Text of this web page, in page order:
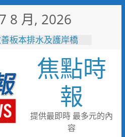
8 月, 2026
傳進門 彰化縣獨居
善板本排水及護岸橋
村、秀水淹水問題
駐高雄義享時尚廣
開幕祭三重超狂優惠
的地方解方！彰化市
年促成10對佳偶
選人魏平政率議員團
勢 盼翻轉彰化打造新
焦點時
報
提供最即時 最多元的內
容